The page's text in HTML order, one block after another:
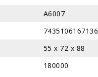
A6007
7435106167136
55 x 72 x 88
180000